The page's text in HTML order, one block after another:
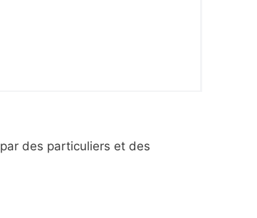
par des particuliers et des